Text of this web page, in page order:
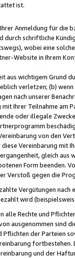
ist.
Anmeldung für die
schriftliche
wobei eine
Website in Ihrem
aus wichtigem Grund
verletzen; (b)
nach unserer
Ihrer Teilnahme am
oder illegale
von den
Vereinbarung mit
gleich
Form beenden.
Verstoß gegen die
Vergütungen
wird
alle Rechte und
ausgenommen sind
der Parteien
und der